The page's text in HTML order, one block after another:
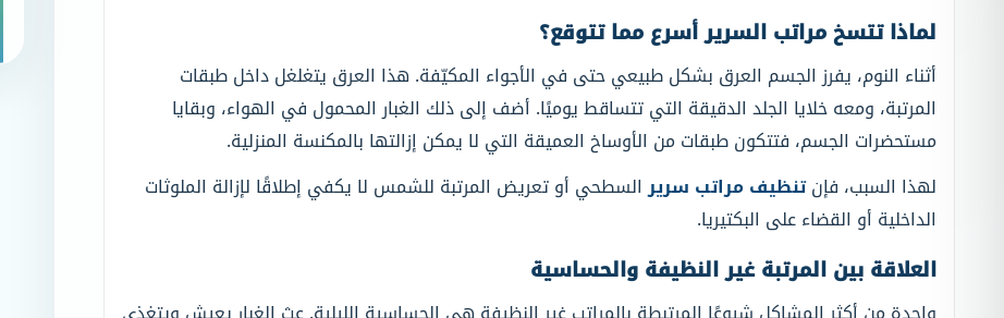
لماذا تتسخ مراتب السرير أسرع مما تتوقع؟
أثناء النوم، يفرز الجسم العرق بشكل طبيعي حتى في الأجواء المكيّفة. هذا العرق يتغلغل داخل طبقات
المرتبة، ومعه خلايا الجلد الدقيقة التي تتساقط يوميًا. أضف إلى ذلك الغبار المحمول في الهواء، وبقايا
مستحضرات الجسم، فتتكون طبقات من الأوساخ العميقة التي لا يمكن إزالتها بالمكنسة المنزلية.
لهذا السبب، فإنتنظيف مراتب سريرالسطحي أو تعريض المرتبة للشمس لا يكفي إطلاقًا لإزالة الملوثات
الداخلية أو القضاء على البكتيريا.
العلاقة بين المرتبة غير النظيفة والحساسية